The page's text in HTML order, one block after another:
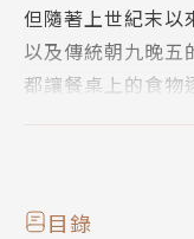
但隨著上世紀末以
以及傳統朝九晚五
都讓餐桌上的食物
因此促進上中游
潔淨度必須達到
準；目錄